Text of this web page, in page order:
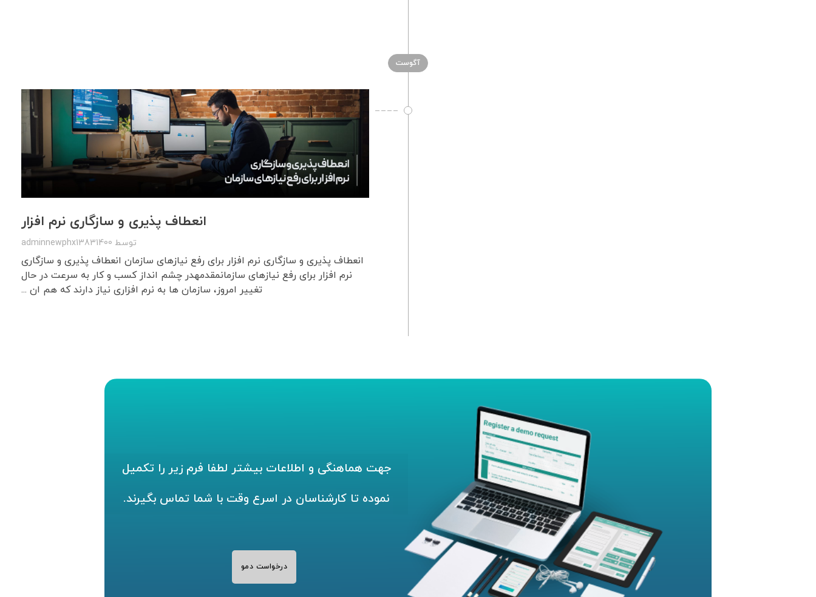
آگوست
انعطاف پذیری و سازگاری نرم افزار
توسط adminnewphx13831400
انعطاف پذیری و سازگاری نرم افزار برای رفع نیازهای سازمان انعطاف پذیری و سازگاری
نرم افزار برای رفع نیازهای سازمانمقدمهدر چشم انداز کسب و کار به سرعت در حال
تغییر امروز، سازمان ها به نرم افزاری نیاز دارند که هم ان ...
جهت هماهنگی و اطلاعات بیشتر لطفا فرم زیر را تکمیل
نموده تا کارشناسان در اسرع وقت با شما تماس بگیرند.
درخواست دمو